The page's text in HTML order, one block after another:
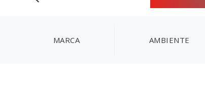
MARCA AMBIENTE